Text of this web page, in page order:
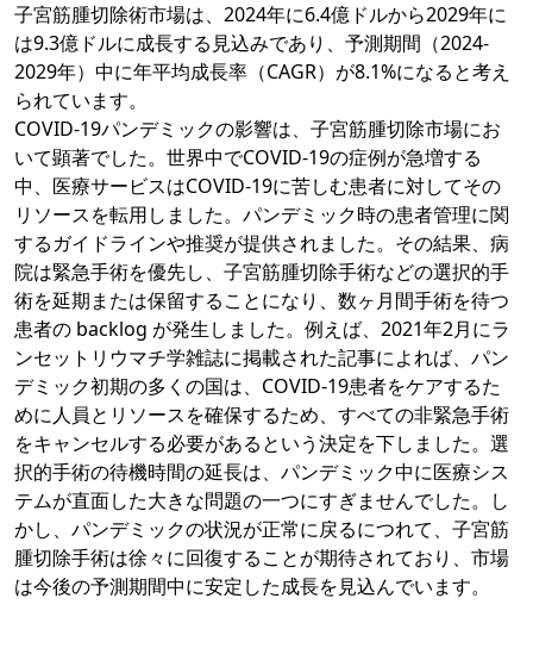
子宮筋腫切除術市場は、2024年に6.4億ドルから2029年に
は9.3億ドルに成長する見込みであり、予測期間（2024-
2029年）中に年平均成長率（CAGR）が8.1%になると考え
られています。
COVID-19パンデミックの影響は、子宮筋腫切除市場にお
いて顕著でした。世界中でCOVID-19の症例が急増する
中、医療サービスはCOVID-19に苦しむ患者に対してその
リソースを転用しました。パンデミック時の患者管理に関
するガイドラインや推奨が提供されました。その結果、病
院は緊急手術を優先し、子宮筋腫切除手術などの選択的手
術を延期または保留することになり、数ヶ月間手術を待つ
患者の backlog が発生しました。例えば、2021年2月にラ
ンセットリウマチ学雑誌に掲載された記事によれば、パン
デミック初期の多くの国は、COVID-19患者をケアするた
めに人員とリソースを確保するため、すべての非緊急手術
をキャンセルする必要があるという決定を下しました。選
択的手術の待機時間の延長は、パンデミック中に医療シス
テムが直面した大きな問題の一つにすぎませんでした。し
かし、パンデミックの状況が正常に戻るにつれて、子宮筋
腫切除手術は徐々に回復することが期待されており、市場
は今後の予測期間中に安定した成長を見込んでいます。